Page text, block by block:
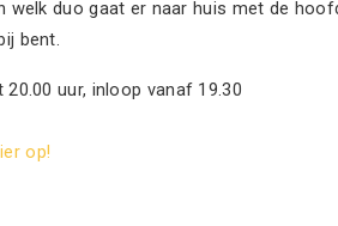
welk duo gaat er naar huis met de
bent.
uur, inloop vanaf 19.30
op!